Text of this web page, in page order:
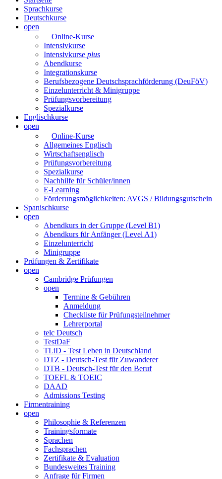
Sprachkurse
Deutschkurse
open
Online-Kurse
Intensivkurse
Intensivkurse plus
Abendkurse
Integrationskurse
Berufsbezogene Deutschsprachförderung (DeuFöV)
Einzelunterricht & Minigruppe
Prüfungsvorbereitung
Spezialkurse
Englischkurse
open
Online-Kurse
Allgemeines Englisch
Wirtschaftsenglisch
Prüfungsvorbereitung
Spezialkurse
Nachhilfe für Schüler/innen
E-Learning
Förderungsmöglichkeiten: AVGS / Bildungsgutschein
Spanischkurse
open
Abendkurs in der Gruppe (Level B1)
Abendkurs für Anfänger (Level A1)
Einzelunterricht
Minigruppe
Prüfungen & Zertifikate
open
Cambridge Prüfungen
open
Termine & Gebühren
Anmeldung
Checkliste für Prüfungsteilnehmer
Lehrerportal
telc Deutsch
TestDaF
TLiD - Test Leben in Deutschland
DTZ - Deutsch-Test für Zuwanderer
DTB - Deutsch-Test für den Beruf
TOEFL & TOEIC
DAAD
Admissions Testing
Firmentraining
open
Philosophie & Referenzen
Trainingsformate
Sprachen
Fachsprachen
Zertifikate & Evaluation
Bundesweites Training
Anfrage für Firmen